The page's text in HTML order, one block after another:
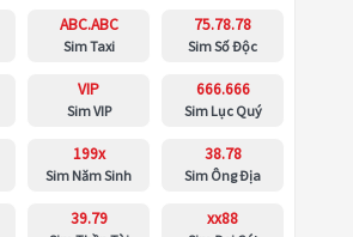
ABC.ABC
Sim Taxi
75.78.78
Sim Số Độc
VIP
Sim VIP
666.666
Sim Lục Quý
199x
Sim Năm Sinh
38.78
Sim Ông Địa
39.79 xx88